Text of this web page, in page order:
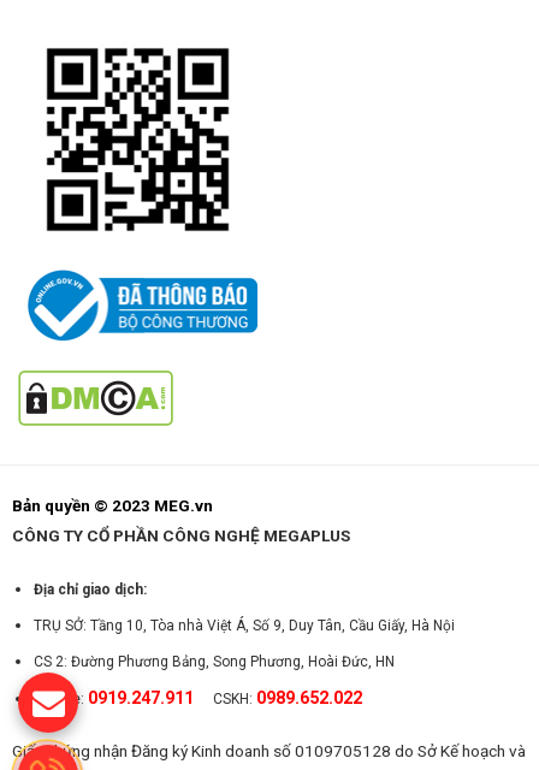
Bản quyền © 2023 MEG.vn
CÔNG TY CỔ PHẦN CÔNG NGHỆ MEGAPLUS
Địa chỉ giao dịch:
TRỤ SỞ: Tầng 10, Tòa nhà Việt Á, Số 9, Duy Tân, Cầu Giấy, Hà Nội
CS 2: Đường Phương Bảng, Song Phương, Hoài Đức, HN
Hotline: 0919.247.911 CSKH: 0989.652.022
Giấy chứng nhận Đăng ký Kinh doanh số 0109705128 do Sở Kế hoạch và